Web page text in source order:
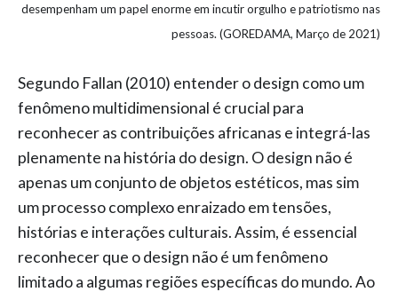
desempenham um papel enorme em incutir orgulho e patriotismo nas
pessoas. (GOREDAMA, Março de 2021)
Segundo Fallan (2010) entender o design como um
fenômeno multidimensional é crucial para
reconhecer as contribuições africanas e integrá-las
plenamente na história do design. O design não é
apenas um conjunto de objetos estéticos, mas sim
um processo complexo enraizado em tensões,
histórias e interações culturais. Assim, é essencial
reconhecer que o design não é um fenômeno
limitado a algumas regiões específicas do mundo. Ao